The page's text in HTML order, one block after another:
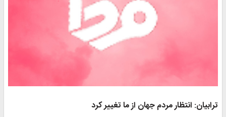
ترابیان: انتظار مردم جهان از ما تغییر کرد